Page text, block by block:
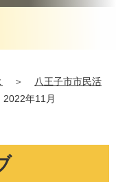
＞
八王子市市民活
2022年11月